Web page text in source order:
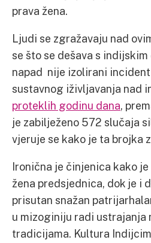
prava žena.
Ljudi se zgražavaju nad
se što se dešava s
napad nije izolirani
sustavnog iživljavanja nad
proteklih godinu dana,
je zabilježeno 572 slučaja
vjeruje se kako je ta brojka
Ironična je činjenica kako
žena predsjednica, dok je i
prisutan snažan
u mizoginiju radi ustrajanja
tradicijama. Kultura